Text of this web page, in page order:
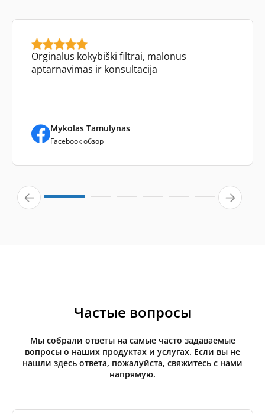
Orginalus kokybiški filtrai, malonus
aptarnavimas ir konsultacija
Mykolas Tamulynas
Facebook обзор
Частые вопросы
Мы собрали ответы на самые часто задаваемые
вопросы о наших продуктах и услугах. Если вы не
нашли здесь ответа, пожалуйста, свяжитесь с нами
напрямую.